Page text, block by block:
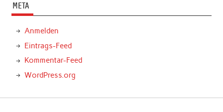
META
Anmelden
Eintrags-Feed
Kommentar-Feed
WordPress.org